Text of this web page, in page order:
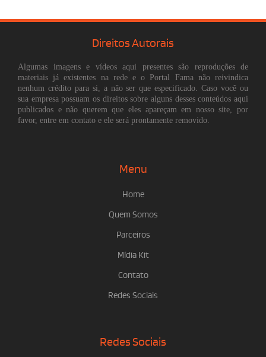
Direitos Autorais
Algumas imagens e vídeos aqui presentes são reproduções de
materiais já existentes na rede e o Portal Fama não reivindica
nenhum crédito para si, a não ser que especificado. Caso você ou
sua empresa possuam os direitos sobre alguns desses conteúdos aqui
publicados e não querem que eles apareçam em nosso site, por
favor, entre em contato e ele será prontamente removido.
Menu
Home
Quem Somos
Parceiros
Mídia Kit
Contato
Redes Sociais
Redes Sociais